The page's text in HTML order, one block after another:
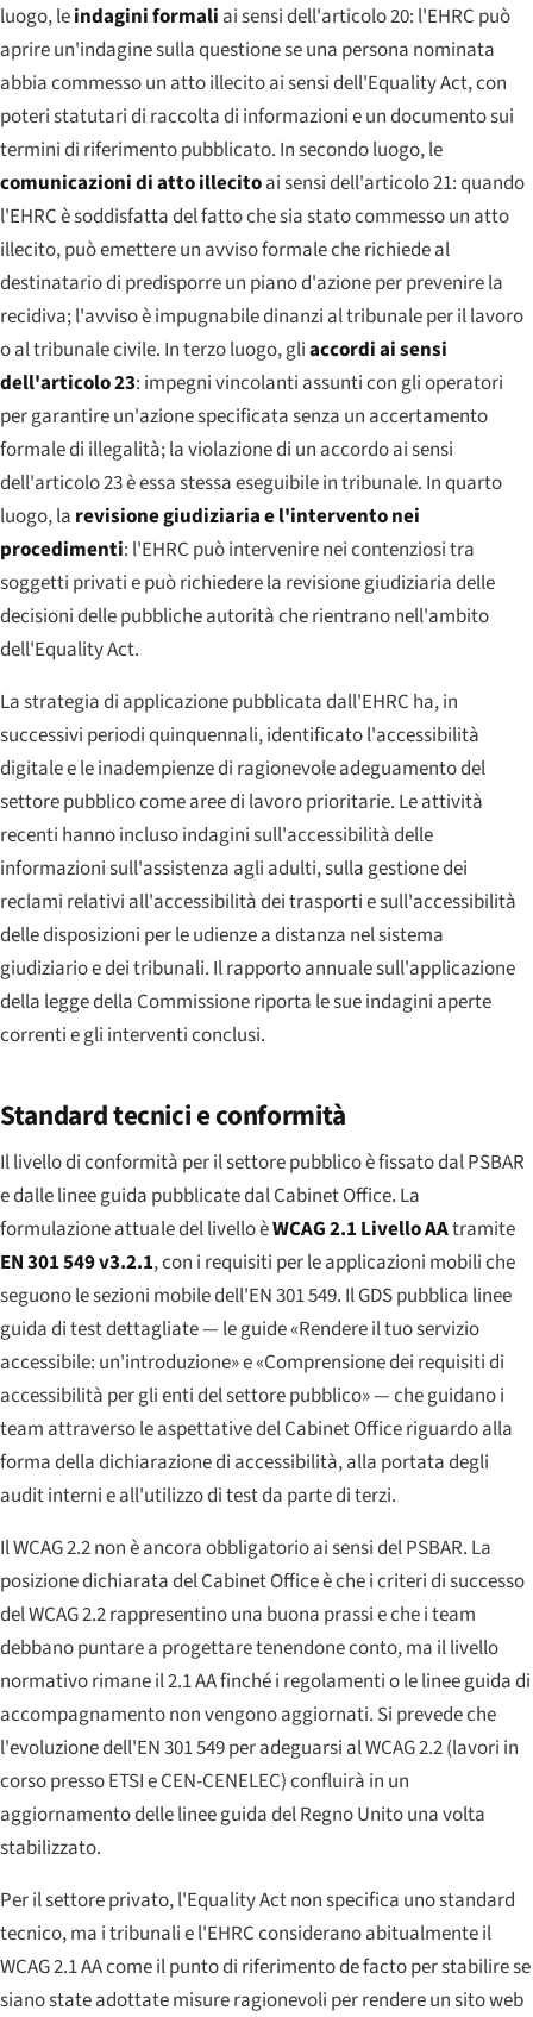
luogo, leindagini formali ai sensi dell'articolo 20: l'EHRC può
aprire un'indagine sulla questione se una persona nominata
abbia commesso un atto illecito ai sensi dell'Equality Act, con
poteri statutari di raccolta di informazioni e un documento sui
termini di riferimento pubblicato. In secondo luogo, le
comunicazioni di atto illecitoai sensi dell'articolo 21: quando
l'EHRC è soddisfatta del fatto che sia stato commesso un atto
illecito, può emettere un avviso formale che richiede al
destinatario di predisporre un piano d'azione per prevenire la
recidiva; l'avviso è impugnabile dinanzi al tribunale per il lavoro
o al tribunale civile. In terzo luogo, gliaccordi ai sensi
dell'articolo 23: impegni vincolanti assunti con gli operatori
per garantire un'azione specificata senza un accertamento
formale di illegalità; la violazione di un accordo ai sensi
dell'articolo 23 è essa stessa eseguibile in tribunale. In quarto
luogo, la revisione giudiziaria e l'intervento nei
procedimenti: l'EHRC può intervenire nei contenziosi tra
soggetti privati e può richiedere la revisione giudiziaria delle
decisioni delle pubbliche autorità che rientrano nell'ambito
dell'Equality Act.
La strategia di applicazione pubblicata dall'EHRC ha, in
successivi periodi quinquennali, identificato l'accessibilità
digitale e le inadempienze di ragionevole adeguamento del
settore pubblico come aree di lavoro prioritarie. Le attività
recenti hanno incluso indagini sull'accessibilità delle
informazioni sull'assistenza agli adulti, sulla gestione dei
reclami relativi all'accessibilità dei trasporti e sull'accessibilità
delle disposizioni per le udienze a distanza nel sistema
giudiziario e dei tribunali. Il rapporto annuale sull'applicazione
della legge della Commissione riporta le sue indagini aperte
correnti e gli interventi conclusi.
Standard tecnici e conformità
Il livello di conformità per il settore pubblico è fissato dal PSBAR
e dalle linee guida pubblicate dal Cabinet Office. La
formulazione attuale del livello èWCAG 2.1 Livello AAtramite
EN 301 549 v3.2.1, con i requisiti per le applicazioni mobili che
seguono le sezioni mobile dell'EN 301 549. Il GDS pubblica linee
guida di test dettagliate — le guide «Rendere il tuo servizio
accessibile: un'introduzione» e «Comprensione dei requisiti di
accessibilità per gli enti del settore pubblico» — che guidano i
team attraverso le aspettative del Cabinet Office riguardo alla
forma della dichiarazione di accessibilità, alla portata degli
audit interni e all'utilizzo di test da parte di terzi.
Il WCAG 2.2 non è ancora obbligatorio ai sensi del PSBAR. La
posizione dichiarata del Cabinet Office è che i criteri di successo
del WCAG 2.2 rappresentino una buona prassi e che i team
debbano puntare a progettare tenendone conto, ma il livello
normativo rimane il 2.1 AA finché i regolamenti o le linee guida di
accompagnamento non vengono aggiornati. Si prevede che
l'evoluzione dell'EN 301 549 per adeguarsi al WCAG 2.2 (lavori in
corso presso ETSI e CEN-CENELEC) confluirà in un
aggiornamento delle linee guida del Regno Unito una volta
stabilizzato.
Per il settore privato, l'Equality Act non specifica uno standard
tecnico, ma i tribunali e l'EHRC considerano abitualmente il
WCAG 2.1 AA come il punto di riferimento de facto per stabilire se
siano state adottate misure ragionevoli per rendere un sito web